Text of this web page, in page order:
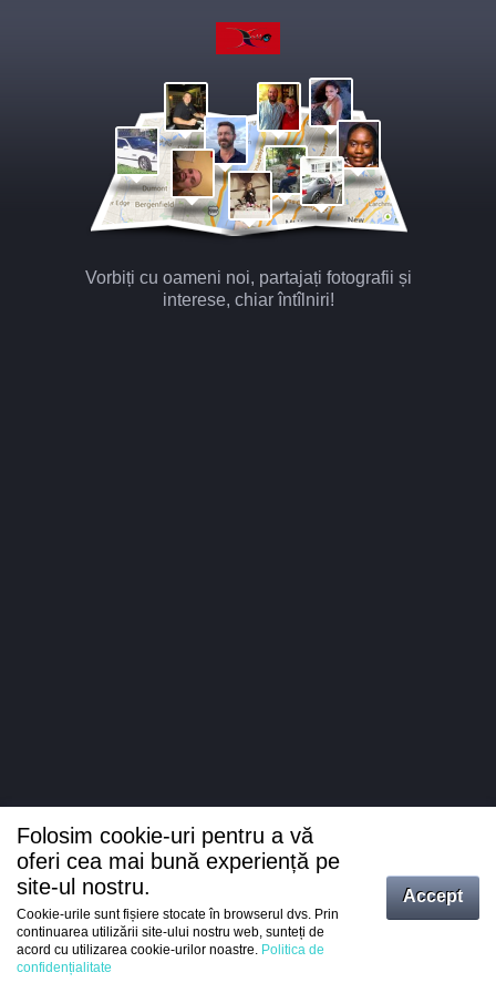
Vorbiți cu oameni noi, partajați fotografii și
interese, chiar întîlniri!
Intrați
Folosim cookie-uri pentru a vă
oferi cea mai bună experiență pe
site-ul nostru.
Cookie-urile sunt fișiere stocate în browserul dvs. Prin
continuarea utilizării site-ului nostru web, sunteți de
acord cu utilizarea cookie-urilor noastre. Politica de
confidențialitate
Accept